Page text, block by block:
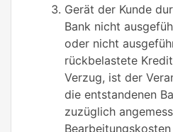
Gerät der Kunde
Bank nicht
oder nicht
rückbelastete
Verzug, ist der
die entstandenen
zuzüglich